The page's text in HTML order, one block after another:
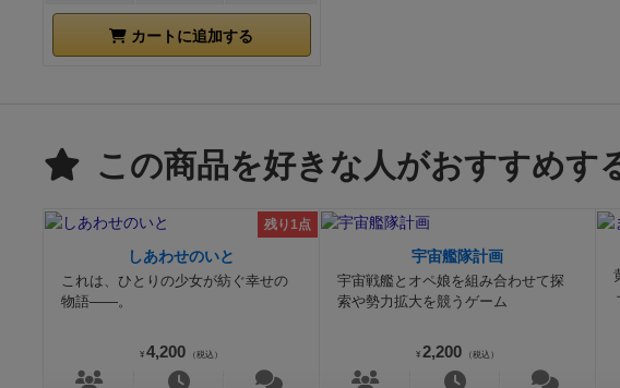
カートに追加する
この商品を好きな人がおすすめす
残り1点
しあわせのいと
これは、ひとりの少女が紡ぐ幸せの
物語――。
¥ 4,200 （税込）
宇宙艦隊計画
宇宙戦艦とオペ娘を組み合わせて探
索や勢力拡大を競うゲーム
¥ 2,200 （税込）